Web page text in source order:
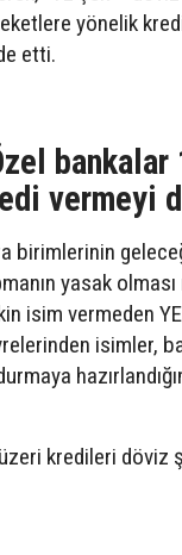
yönelik kredi
etti.
vermeyi
birimlerinin
yasak
isim vermeden
isimler,
kredileri